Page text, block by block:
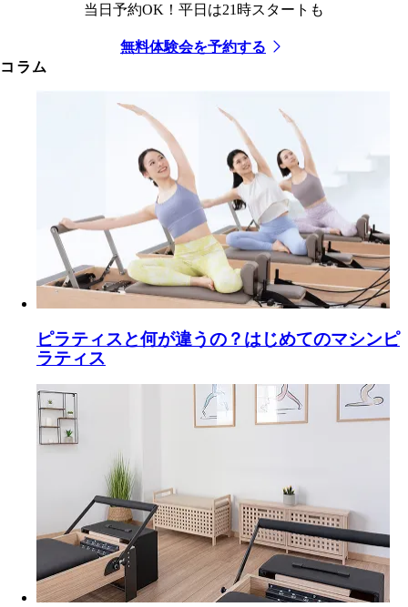
当日予約OK！平日は21時スタートも
無料体験会を予約する
コラム
ピラティスと何が違うの？はじめてのマシンピ
ラティス